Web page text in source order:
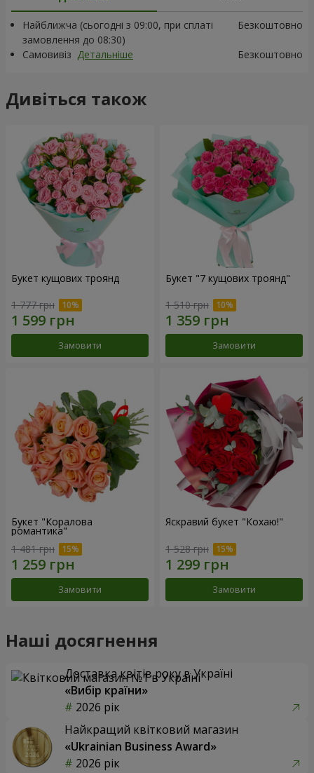
Найближча (сьогодні з 09:00, при сплаті
замовлення до 08:30)
Безкоштовно
Самовивіз Детальніше Безкоштовно
Дивіться також
Букет кущових троянд
1 777 грн
Замовити
Букет "7 кущових троянд"
1 510 грн
Замовити
Букет "Коралова
романтика"
1 481 грн
Замовити
Яскравий букет "Кохаю!"
1 528 грн
Замовити
Наші досягнення
Доставка квітів року в Україні
«Вибір країни»
2026 рік
Найкращий квітковий магазин
«Ukrainian Business Award»
2026 рік